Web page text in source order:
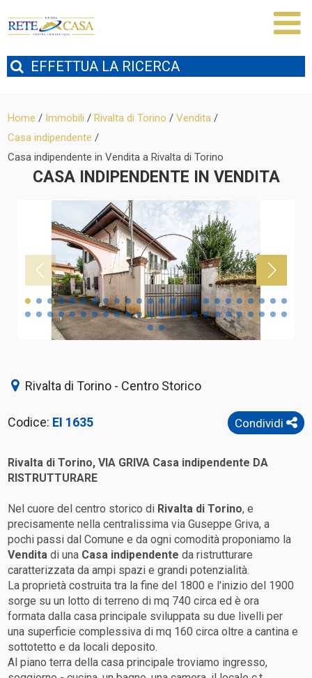
EFFETTUA LA RICERCA
Home / Immobili /Rivalta di Torino /Vendita /
Casa indipendente /
Casa indipendente in Vendita a Rivalta di Torino
CASA INDIPENDENTE IN VENDITA
Rivalta di Torino - Centro Storico
Condividi
Codice: EI 1635
Rivalta di Torino, VIA GRIVA Casa indipendente DA
RISTRUTTURARE
Nel cuore del centro storico di Rivalta di Torino, e
precisamente nella centralissima via Guseppe Griva, a
pochi passi dal Comune e da ogni comodità proponiamo la
Vendita di una Casa indipendente da ristrutturare
caratterizzata da ampi spazi e grandi potenzialità.
La proprietà costruita tra la fine del 1800 e l'inizio del 1900
sorge su un lotto di terreno di mq 740 circa ed è ora
formata dalla casa principale sviluppata su due livelli per
una superficie complessiva di mq 160 circa oltre a cantina e
sottotetto e da locali deposito.
Al piano terra della casa principale troviamo ingresso,